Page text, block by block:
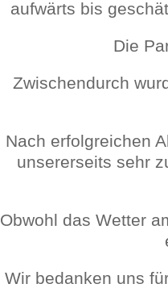
aufwärts bis
Die
Zwischendurch
Nach erfolgreichen
unsererseits sehr
Obwohl das Wetter
Wir bedanken uns